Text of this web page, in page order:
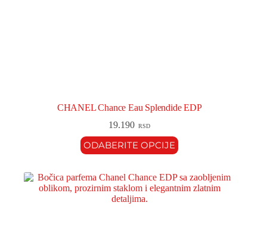
CHANEL Chance Eau Splendide EDP
19.190 RSD
ODABERITE OPCIJE